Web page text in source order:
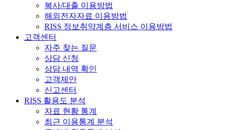
복사/대출 이용방법
해외전자자료 이용방법
RISS 정보취약계층 서비스 이용방법
고객센터
자주 찾는 질문
상담 신청
상담 내역 확인
고객제안
신고센터
RISS 활용도 분석
자료 현황 통계
최근 이용통계 분석